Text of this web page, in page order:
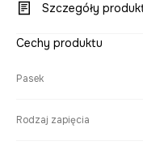
Szczegóły
Cechy produktu
Pasek
Rodzaj zapięcia